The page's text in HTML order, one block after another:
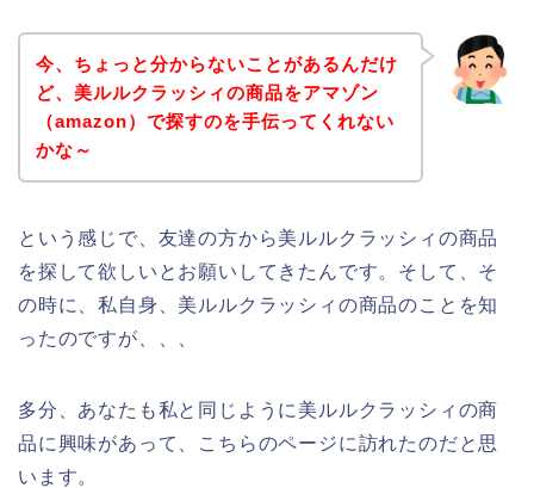
今、ちょっと分からないことがあるんだけ
ど、美ルルクラッシィの商品をアマゾン
（amazon）で探すのを手伝ってくれない
かな～
という感じで、友達の方から美ルルクラッシィの商品
を探して欲しいとお願いしてきたんです。そして、そ
の時に、私自身、美ルルクラッシィの商品のことを知
ったのですが、、、
多分、あなたも私と同じように美ルルクラッシィの商
品に興味があって、こちらのページに訪れたのだと思
います。